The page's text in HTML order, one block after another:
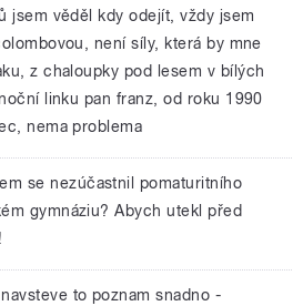
jsem věděl kdy odejít, vždy jsem
není síly, která by mne
z chaloupky pod lesem v bílých
linku pan franz, od roku 1990
nema problema
se nezúčastnil pomaturitního
gymnáziu? Abych utekl před
to poznam snadno -